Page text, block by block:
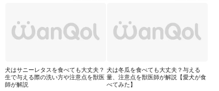
犬はサニーレタスを食べても大丈夫？
生で与える際の洗い方や注意点を獣医
師が解説
犬は冬瓜を食べても大丈夫？与える
量、注意点を獣医師が解説【愛犬が食
べてみた】